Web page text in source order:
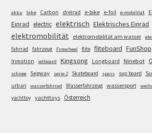
akku bike Carbon dreirad e-bike e-foil e-mobilität
Einrad electric elektrisch Elektrisches Einrad
elektromobilität elektromobilität am wasser
fahrrad
fahrzeug Firewheel flite fliteboard FunShop
Inmotion jetboard Kingsong Longboard Ninebot
schnee Segway serie 2 Skateboard spass sup board
urban wasserfahrrad Wasserfahrzeug wassersport
yachttoy yachttoys Österreich